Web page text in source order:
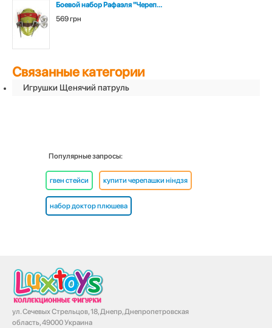
Боевой набор Рафаэля "Череп...
569 грн
Связанные категории
Игрушки Щенячий патруль
Популярные запросы:
гвен стейси купити черепашки ніндзя
набор доктор плюшева
ул. Сечевых Стрельцов, 18, Днепр, Днепропетровская
область, 49000 Украина